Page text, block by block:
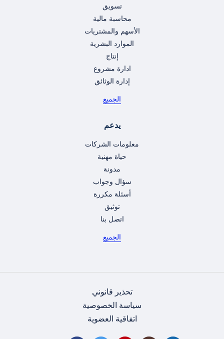
تسويق
محاسبة مالية
الأسهم والمشتريات
الموارد البشرية
إنتاج
ادارة مشروع
إدارة الوثائق
الجميع
يدعم
معلومات الشركات
حياة مهنية
مدونة
سؤال وجواب
أسئلة مكررة
توثيق
اتصل بنا
الجميع
تحذير قانوني
سياسة الخصوصية
اتفاقية العضوية